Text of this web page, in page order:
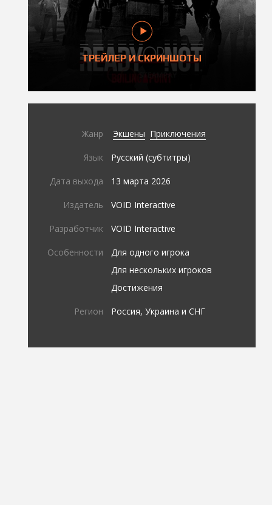
ТРЕЙЛЕР И СКРИНШОТЫ
Жанр Экшены Приключения
Язык Русский (субтитры)
Дата выхода 13 марта 2026
Издатель VOID Interactive
Разработчик VOID Interactive
Особенности
Для одного игрока
Для нескольких игроков
Достижения
Регион Россия, Украина и СНГ